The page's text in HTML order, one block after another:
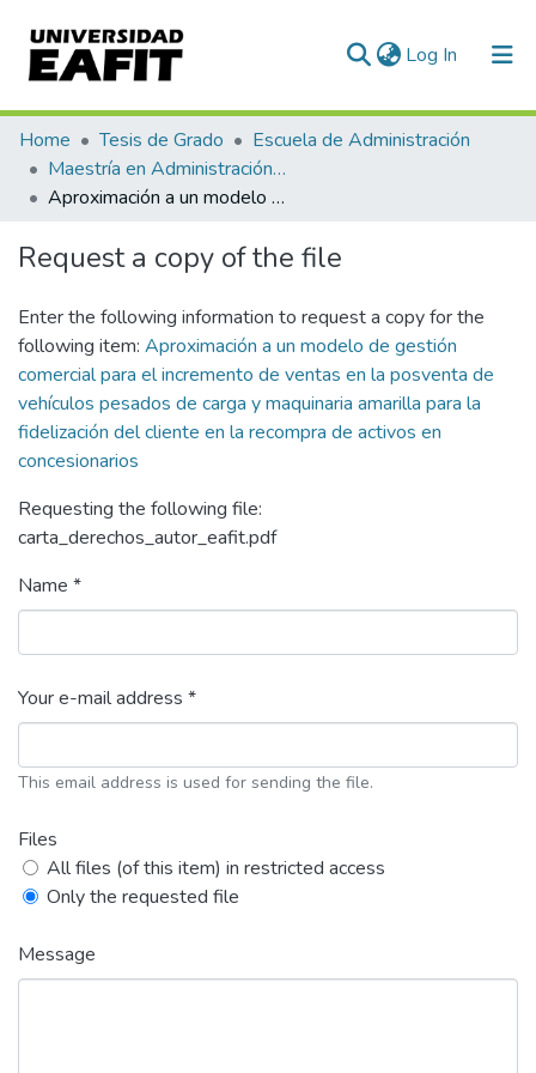
Log In (current)
Communities & Collections
All of DSpace
Home Tesis de Grado
Escuela de Administración
Maestría en Administración - MBA (tesis)
Aproximación a un modelo de gestión comercial para el incremento de ventas en la posventa de vehículos pesados de carga y maquinaria amarilla para la fidelización del cliente en la recompra de activos en concesionarios
Request a copy of the file
Enter the following information to request a copy for the
following item: Aproximación a un modelo de gestión
comercial para el incremento de ventas en la posventa de
vehículos pesados de carga y maquinaria amarilla para la
fidelización del cliente en la recompra de activos en
concesionarios
Requesting the following file:
carta_derechos_autor_eafit.pdf
Name *
Your e-mail address *
This email address is used for sending the file.
Files
All files (of this item) in restricted access
Only the requested file
Message